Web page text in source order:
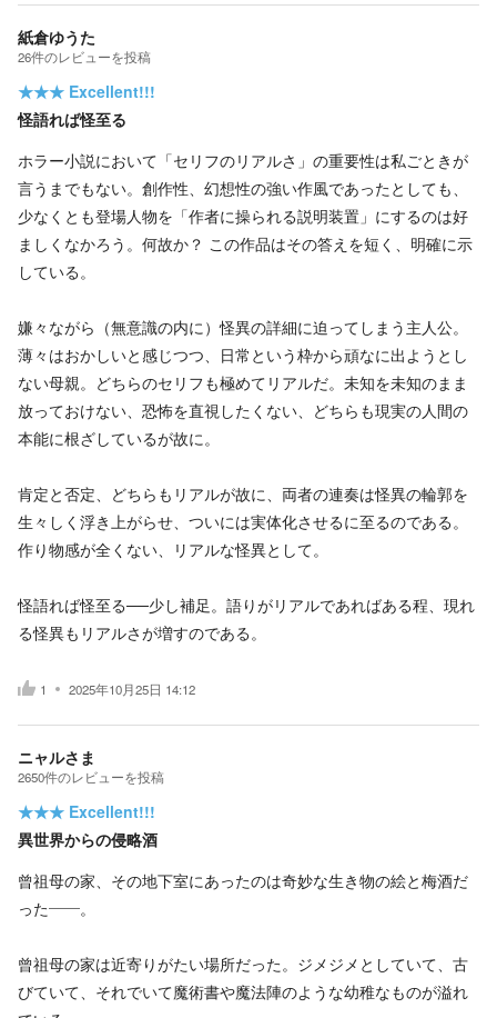
紙倉ゆうた
26件のレビューを投稿
★★★ Excellent!!!
怪語れば怪至る
ホラー小説において「セリフのリアルさ」の重要性は私ごときが
言うまでもない。創作性、幻想性の強い作風であったとしても、
少なくとも登場人物を「作者に操られる説明装置」にするのは好
ましくなかろう。何故か？ この作品はその答えを短く、明確に示
している。
嫌々ながら（無意識の内に）怪異の詳細に迫ってしまう主人公。
薄々はおかしいと感じつつ、日常という枠から頑なに出ようとし
ない母親。どちらのセリフも極めてリアルだ。未知を未知のまま
放っておけない、恐怖を直視したくない、どちらも現実の人間の
本能に根ざしているが故に。
肯定と否定、どちらもリアルが故に、両者の連奏は怪異の輪郭を
生々しく浮き上がらせ、ついには実体化させるに至るのである。
作り物感が全くない、リアルな怪異として。
怪語れば怪至る──少し補足。語りがリアルであればある程、現れ
る怪異もリアルさが増すのである。
1 2025年10月25日 14:12
ニャルさま
2650件のレビューを投稿
★★★ Excellent!!!
異世界からの侵略酒
曾祖母の家、その地下室にあったのは奇妙な生き物の絵と梅酒だ
った――。
曾祖母の家は近寄りがたい場所だった。ジメジメとしていて、古
びていて、それでいて魔術書や魔法陣のような幼稚なものが溢れ